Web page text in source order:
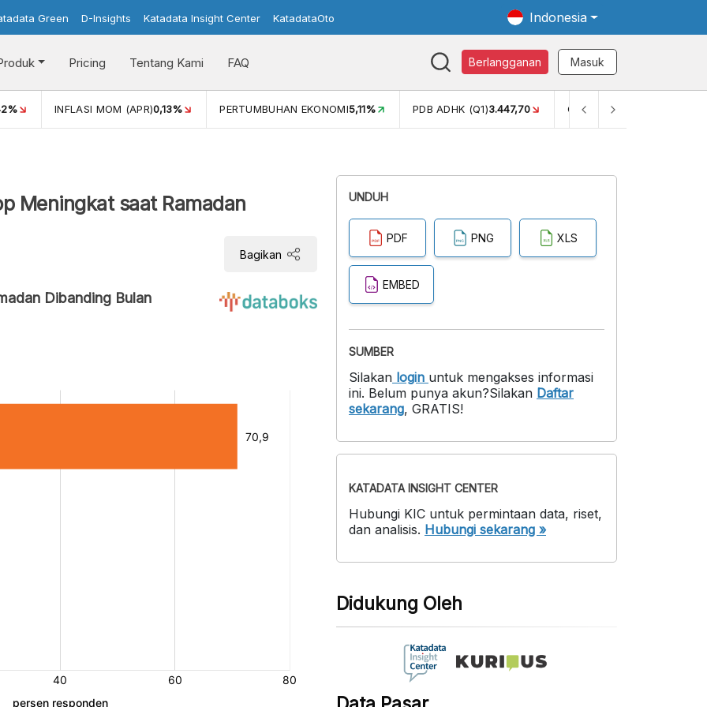
Green D-Insights Katadata Insight Center KatadataOto Indonesia
Pricing Tentang Kami FAQ Berlangganan Masuk
INFLASI MOM (APR)0,13% PERTUMBUHAN EKONOMI5,11% PDB ADHK (Q1)3.447,70 GINI RASIO (SEM2)
Meningkat saat Ramadan
Bagikan
Dibanding Bulan
UNDUH
PDF PNG XLS
EMBED
SUMBER
Silakan login untuk mengakses informasi
ini. Belum punya akun?Silakan Daftar
sekarang, GRATIS!
KATADATA INSIGHT CENTER
Hubungi KIC untuk permintaan data, riset,
dan analisis. Hubungi sekarang »
Didukung Oleh